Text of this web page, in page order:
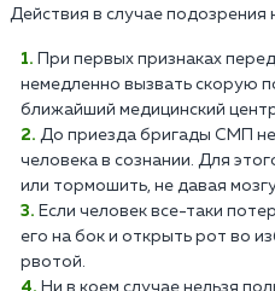
Действия в случае подозрения
При первых признаках
немедленно вызвать скорую
ближайший медицинский
До приезда бригады СМП
человека в сознании. Для
или тормошить, не давая
Если человек все-таки
его на бок и открыть рот во
рвотой.